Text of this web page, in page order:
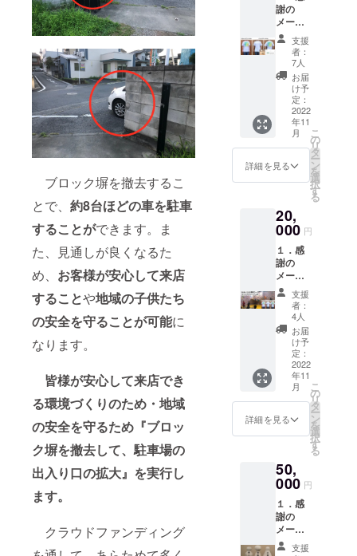
ブロック塀を撤去するこ
とで、 約8台ほどの車を駐車
することができます。ま
た、見通しが良くなるた
め、 お客様が安心して来店
することや地域の子供たち
の安全を守ることが可能に
なります。
皆様が安心して来店でき
る環境づくりのため・地域
の安全を守るため 『ブロッ
ク塀を撤去して、駐車場の
出入り口の拡大』を実行し
ます。
クラウドファンディング
所をご
記入く
ださ
い。
です。
３．施
設一日
利用券
※有効期
限：２
０２３
年３月
３１日
※別途初
回登録
料が
1100円
レンタ
ル商品
で貸し
出しま
す。 を
リター
ンとさ
せてい
ただき
ます。
※リター
ンの店
舗受け
取りに
ご協力
くださ
送を希
望され
は、必
ず備考
欄にお
名前、
謝の
メール
２．オ
リジナ
ルス
テッ
カー１
枚 ３．
オリジ
ナルT
シャツ
１枚 ロ
ゴプリ
ント
orバッ
ク 色：
白、ネ
イ
ビー、
グレー
４．ラ
ンド
マーク
オリジ
ナルこ
けし を
リター
ンとさ
せてい
ただき
ます。
取りに
ご協力
い。 ※
リター
ンの郵
送を希
支援
者：
7人
お届
け予
定：
2022
年11
月
詳細を見る
こ
の
リ
タ
ー
ン
を
選
択
す
る
20,
000 円
１．感
謝の
メール
２．
10：00
～12：
30まで
完全貸
切(支援
者含め
10名ま
で) ※有
効期
限：２
０２３
※別途初
回登録
料1100
円をい
ただき
ます。
※レンタ
支援
者：
4人
お届
け予
定：
2022
年11
月
詳細を見る
こ
の
リ
タ
ー
ン
を
選
択
す
る
50,
000 円
１．感
謝の
メール
２．現
支援